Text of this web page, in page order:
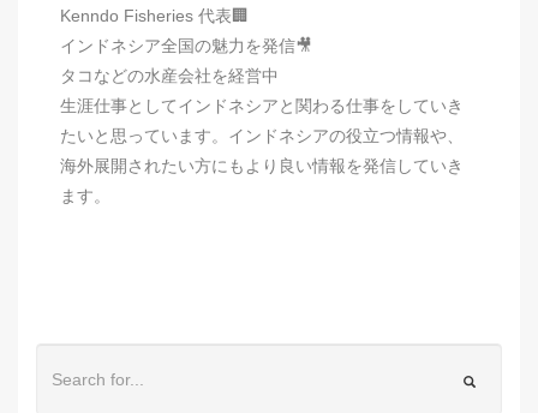
Kenndo Fisheries 代表🏢
インドネシア全国の魅力を発信🎥
タコなどの水産会社を経営中
生涯仕事としてインドネシアと関わる仕事をしていき
たいと思っています。インドネシアの役立つ情報や、
海外展開されたい方にもより良い情報を発信していき
ます。